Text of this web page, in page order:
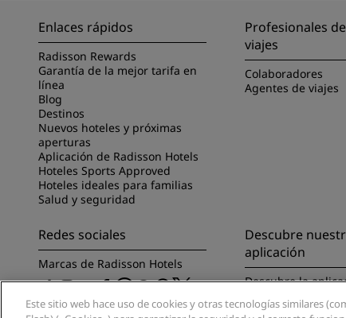
Enlaces rápidos
Radisson Rewards
Garantía de la mejor tarifa en
línea
Blog
Destinos
Nuevos hoteles y próximas
aperturas
Aplicación de Radisson Hotels
Hoteles Sports Approved
Hoteles ideales para familias
Salud y seguridad
Profesionales
viajes
Colaboradores
Agentes de viajes
Redes sociales
Marcas de Radisson Hotels
Descubre
aplicación
Descubre la
Este sitio web hace uso de cookies y otras tecnologías similares